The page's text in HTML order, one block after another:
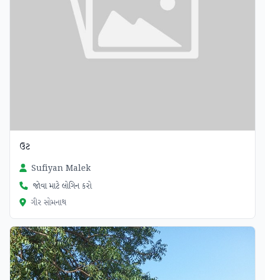
ઉટ
Sufiyan Malek
જોવા માટે લોગિન કરો
ગીર સોમનાથ